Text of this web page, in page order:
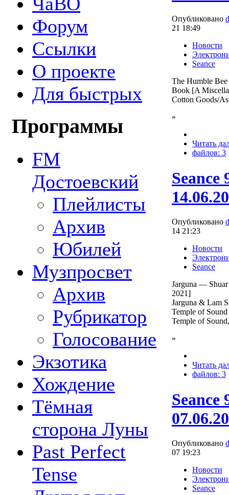
Форум
Ссылки
О проекте
Для быстрых
Программы
FM
Достоевский
Плейлисты
Архив
Юбилей
Музпросвет
Архив
Рубрикатор
Голосование
Экзотика
Хождение
Тёмная
сторона Луны
Past Perfect
Tense
Опубликовано
21 18:49
Новости
Seance
The Humble
Book [A
Cotton Goods/
»
Читать
файлов: 3
Seance
Опубликовано
14 21:23
Новости
Seance
Jarguna —
2021]
Jarguna & Lam
Temple of
Temple of
»
Читать
файлов: 3
Seance
Опубликовано
07 19:23
Новости
Seance